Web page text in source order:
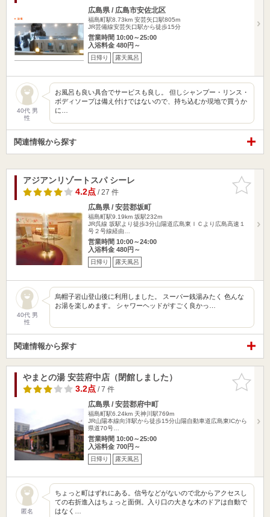
広島県 / 広島市安佐北区
福島町駅8.73km 安芸矢口駅805m
JR芸備線安芸矢口駅から徒歩15分
営業時間 10:00～25:00
入浴料金 480円～
日帰り 露天風呂
40代 男
性
お風呂も良い具合でサービスも良し。 但しシャンプー・リンス・
ボディソープは備え付けではないので、持ち込むか現地で買うか
に…
関連情報から探す
お気に入
りに追加
アジアンリゾートスパ シーレ
4.2点/ 27 件
広島県 / 安芸郡坂町
福島町駅9.19km 坂駅232m
JR呉線 坂駅より徒歩3分山陽道広島東ＩＣより広島高速１
号２号線経由…
営業時間 10:00～24:00
入浴料金 480円～
日帰り 露天風呂
40代 男
性
烏帽子岩山登山後に利用しました。 スーパー銭湯みたく 色んな
お湯を楽しめます。 シャワーヘッドがすごく良かっ…
関連情報から探す
お気に入
りに追加
やまとの湯 安芸府中店（閉館しました）
3.2点/ 7 件
広島県 / 安芸郡府中町
福島町駅6.24km 天神川駅769m
JR山陽本線向洋駅から徒歩15分山陽自動車道広島東ICから
県道70号…
営業時間 10:00～25:00
入浴料金 700円～
日帰り 露天風呂
匿名
ちょっと町はずれにある。信号などがないので北からアクセスし
ての右折進入はちょっと面倒。入り口の大きな木のドアは自動で
はなく…